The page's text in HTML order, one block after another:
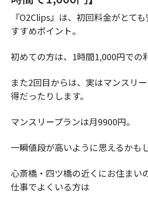
『O2Clips』は、初回料金がとて
すすめポイント。
初めての方は、1時間1,000円での
また2回目からは、実はマンスリ
得だったりします。
マンスリープランは月9900円。
一瞬値段が高いように思えるかも
心斎橋・四ツ橋の近くにお住まい
仕事でよくいる方は